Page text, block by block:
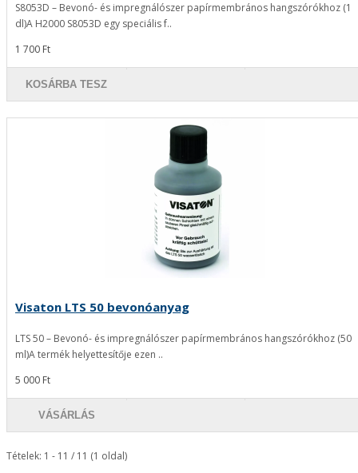
S8053D – Bevonó- és impregnálószer papírmembrános hangszórókhoz (1
dl)A H2000 S8053D egy speciális f..
1 700 Ft
KOSÁRBA TESZ
Visaton LTS 50 bevonóanyag
LTS 50 – Bevonó- és impregnálószer papírmembrános hangszórókhoz (50
ml)A termék helyettesítője ezen ..
5 000 Ft
VÁSÁRLÁS
Tételek: 1 - 11 / 11 (1 oldal)